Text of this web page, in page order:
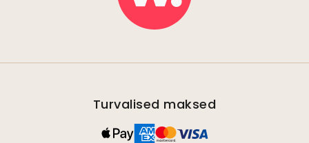
Turvalised maksed